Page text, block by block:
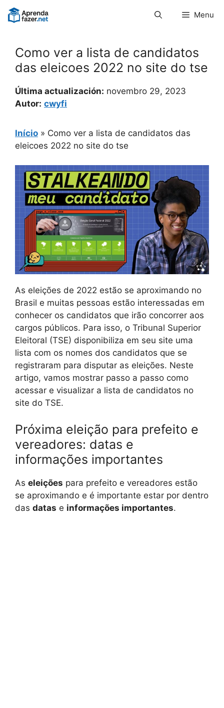
Pular
para
Menu
Como ver a lista de candidatos
das eleicoes 2022 no site do tse
Última actualización: novembro 29, 2023
Autor: cwyfi
Início » Como ver a lista de candidatos das
eleicoes 2022 no site do tse
As eleições de 2022 estão se aproximando no
Brasil e muitas pessoas estão interessadas em
conhecer os candidatos que irão concorrer aos
cargos públicos. Para isso, o Tribunal Superior
Eleitoral (TSE) disponibiliza em seu site uma
lista com os nomes dos candidatos que se
registraram para disputar as eleições. Neste
artigo, vamos mostrar passo a passo como
acessar e visualizar a lista de candidatos no
site do TSE.
Próxima eleição para prefeito e
vereadores: datas e
informações importantes
As eleições para prefeito e vereadores estão
se aproximando e é importante estar por dentro
das datas e informações importantes.